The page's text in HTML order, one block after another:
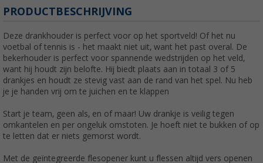
PRODUCTBESCHRIJVING
Deze drankhouder is perfect voor op het sportveld! Of het nu
voetbal of tennis is - het maakt niet uit, want het past overal. De
bekerhouder is perfect voor spannende wedstrijden op het veld,
want hij houdt zijn belofte. Hij biedt plaats aan in totaal 3 of 5
drankjes en houdt ze stevig vast aan de rand van het spel. Nu heb
je je handen vrij om te juichen en te klappen
Start je team, geen als, en of maar! Uw drankje is veilig tegen
omkantelen en per ongeluk omstoten. Je hoeft niet te bukken of op
te letten dat er niets gemorst wordt.
Met de geïntegreerde flesopener kunt u flessen altijd vers openen